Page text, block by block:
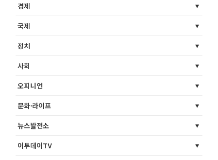
경제
국제
정치
사회
오피니언
문화·라이프
뉴스발전소
이투데이TV